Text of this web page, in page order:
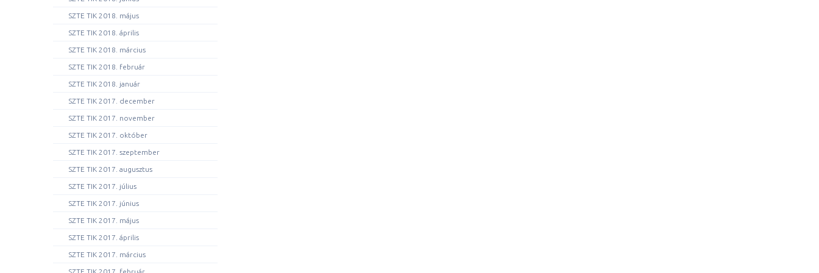
SZTE TIK 2018. május
SZTE TIK 2018. április
SZTE TIK 2018. március
SZTE TIK 2018. február
SZTE TIK 2018. január
SZTE TIK 2017. december
SZTE TIK 2017. november
SZTE TIK 2017. október
SZTE TIK 2017. szeptember
SZTE TIK 2017. augusztus
SZTE TIK 2017. július
SZTE TIK 2017. június
SZTE TIK 2017. május
SZTE TIK 2017. április
SZTE TIK 2017. március